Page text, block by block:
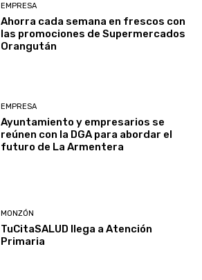
EMPRESA
Ahorra cada semana en frescos con
las promociones de Supermercados
Orangután
EMPRESA
Ayuntamiento y empresarios se
reúnen con la DGA para abordar el
futuro de La Armentera
MONZÓN
TuCitaSALUD llega a Atención
Primaria